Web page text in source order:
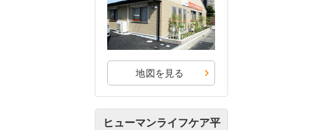
地図を見る
ヒューマンライフケア平